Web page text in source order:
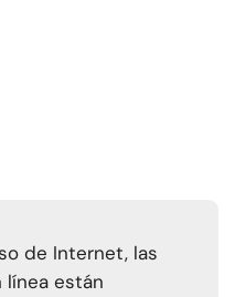
de Internet, las
línea están